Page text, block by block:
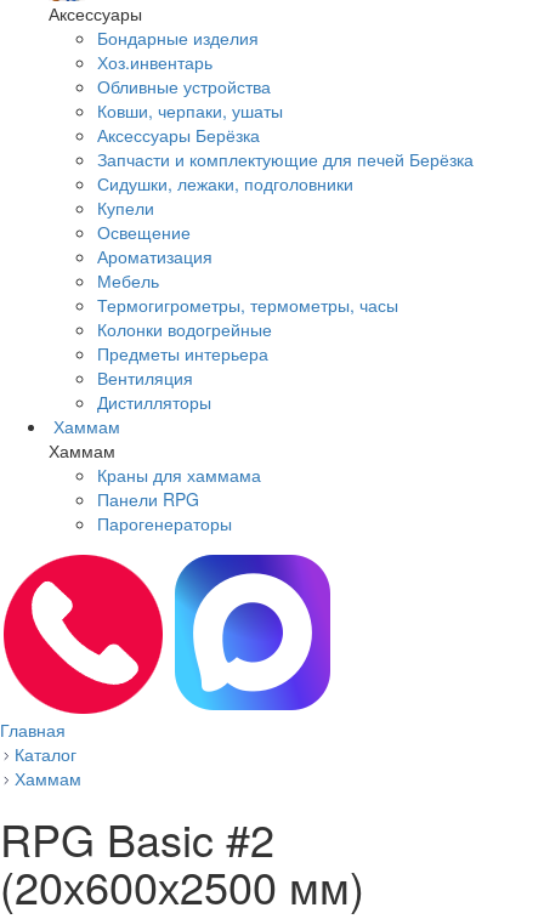
Аксессуары
Бондарные изделия
Хоз.инвентарь
Обливные устройства
Ковши, черпаки, ушаты
Аксессуары Берёзка
Запчасти и комплектующие для печей Берёзка
Сидушки, лежаки, подголовники
Купели
Освещение
Ароматизация
Мебель
Термогигрометры, термометры, часы
Колонки водогрейные
Предметы интерьера
Вентиляция
Дистилляторы
Хаммам
Хаммам
Краны для хаммама
Панели RPG
Парогенераторы
Главная
Каталог
Хаммам
RPG Basic #2
(20х600х2500 мм)